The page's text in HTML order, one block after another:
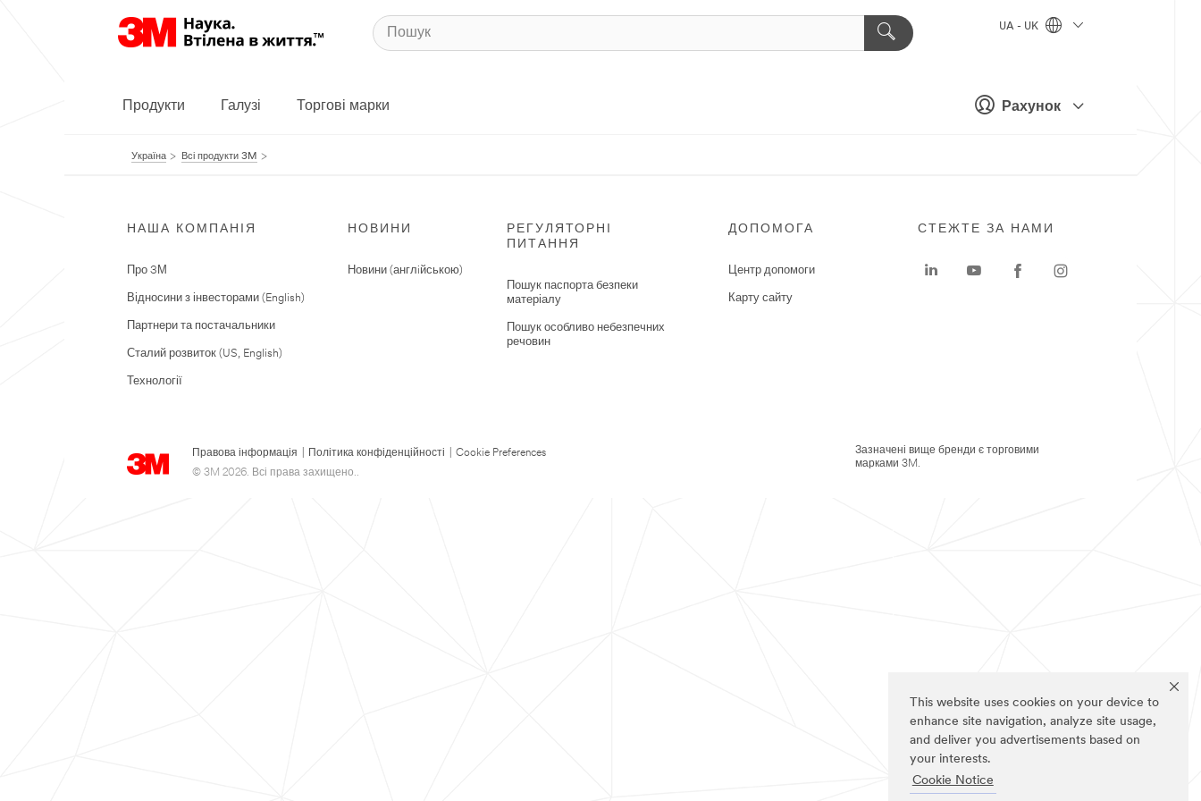
This website uses cookies on your device to
enhance site navigation, analyze site usage,
and deliver you advertisements based on
your interests.
Cookie Notice
Рахунок
UA - UK
Продукти Галузі Торгові марки
Україна Всі продукти 3M
НАША КОМПАНІЯ
Про 3М
Відносини з інвесторами (English)
Партнери та постачальники
Сталий розвиток (US, English)
Технології
НОВИНИ
Новини (англiйською)
РЕГУЛЯТОРНІ
ПИТАННЯ
Пошук паспорта безпеки
матеріалу
Пошук особливо небезпечних
речовин
ДОПОМОГА
Центр допомоги
Карту сайту
Правова інформація Політика конфіденційності
Cookie Preferences
© 3M 2026. Всі права захищено..
СТЕЖТЕ ЗА НАМИ
Зазначені вище бренди є торговими
марками 3M.